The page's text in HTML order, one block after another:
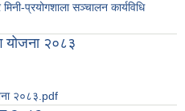
प्रयोगशाला सञ्चालन कार्यविधि
योजना २०८३
२०८३.pdf